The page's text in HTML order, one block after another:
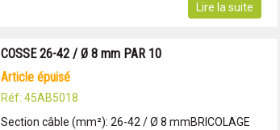
Lire la suite
COSSE 26-42 / Ø 8 mm PAR 10
article épuisé
Réf: 45AB5018
Section câble (mm²): 26-42 / Ø 8 mmBRICOLAGE